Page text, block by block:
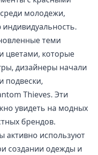
молодежи,
теми
цветами, которые
дизайнеры начали
подвески,
Thieves. Эти
увидеть на модных
брендов.
активно используют
создании одежды и